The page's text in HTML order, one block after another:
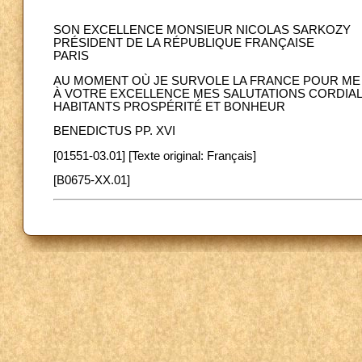
SON EXCELLENCE MONSIEUR NICOLAS SARKOZY
PRÉSIDENT DE LA RÉPUBLIQUE FRANÇAISE
PARIS
AU MOMENT OÙ JE SURVOLE LA FRANCE POUR
À VOTRE EXCELLENCE MES SALUTATIONS
HABITANTS PROSPÉRITÉ ET BONHEUR
BENEDICTUS PP. XVI
[01551-03.01] [Texte original: Français]
[B0675-XX.01]